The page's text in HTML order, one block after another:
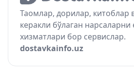
Таомлар, дорилар, китоблар
керакли бўлаган
хизматлари бор сервислар.
dostavkainfo.uz